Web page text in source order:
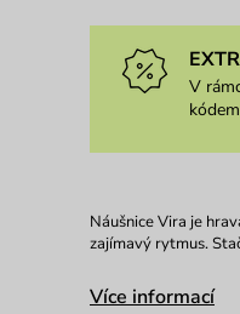
V
kódem
Náušnice Vira je
zajímavý rytmus.
Více informací